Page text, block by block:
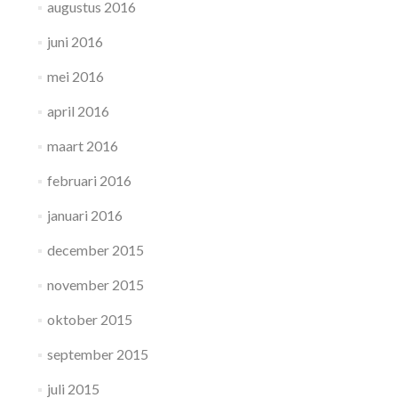
augustus 2016
juni 2016
mei 2016
april 2016
maart 2016
februari 2016
januari 2016
december 2015
november 2015
oktober 2015
september 2015
juli 2015